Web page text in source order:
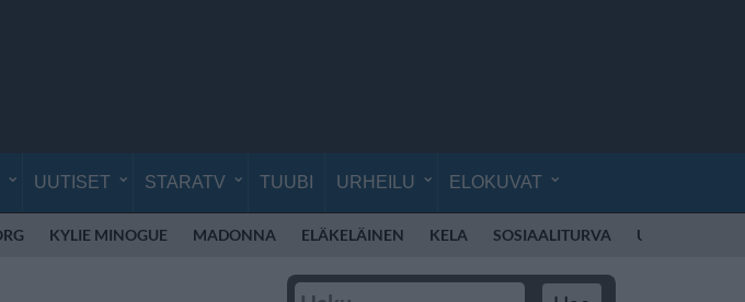
UUTISET STARATV TUUBI URHEILU ELOKUVAT
KYLIE MINOGUE MADONNA ELÄKELÄINEN KELA SOSIAALITURVA UNIIKKI